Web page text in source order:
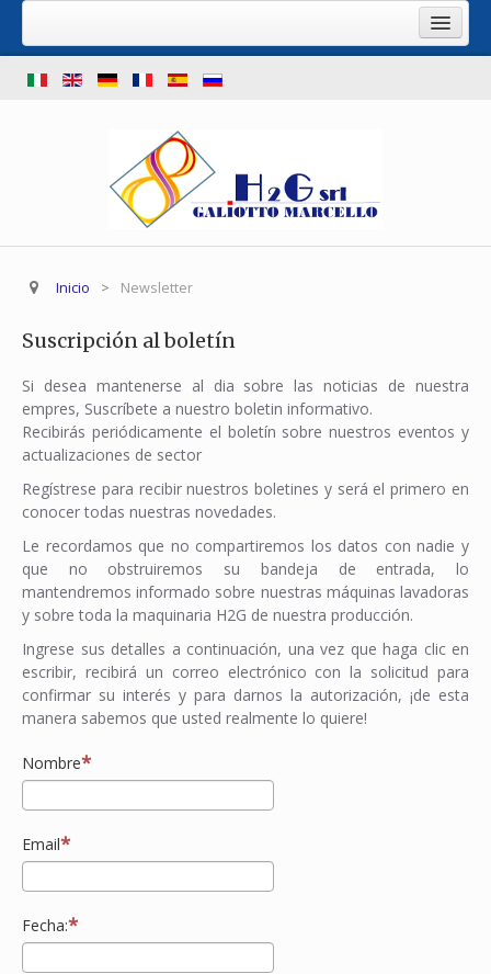
Shima usadas
Maquina para el lavado de fonturas
Nuestra empresa
Donde estamos
Inicio > Newsletter
Suscripción al boletín
Si desea mantenerse al dia sobre las noticias de nuestra
empres, Suscríbete a nuestro boletin informativo.
Recibirás periódicamente el boletín sobre nuestros eventos y
actualizaciones de sector
Regístrese para recibir nuestros boletines y será el primero en
conocer todas nuestras novedades.
Le recordamos que no compartiremos los datos con nadie y
que no obstruiremos su bandeja de entrada, lo
mantendremos informado sobre nuestras máquinas lavadoras
y sobre toda la maquinaria H2G de nuestra producción.
Ingrese sus detalles a continuación, una vez que haga clic en
escribir, recibirá un correo electrónico con la solicitud para
confirmar su interés y para darnos la autorización, ¡de esta
manera sabemos que usted realmente lo quiere!
Nombre
Email
Fecha: